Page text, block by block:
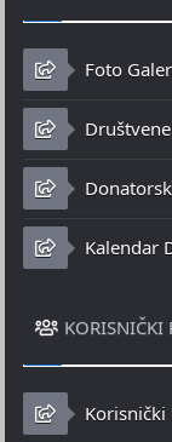
Foto
Kalendar
KORISNIČKI
Korisnički